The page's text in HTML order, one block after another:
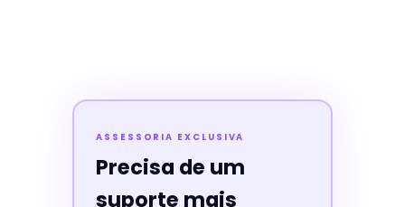
ASSESSORIA EXCLUSIVA
Precisa de um
suporte mais